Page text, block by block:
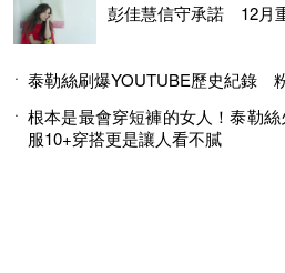
彭佳慧信守承諾 12月
泰勒絲刷爆YOUTUBE歷史紀錄
根本是最會穿短褲的女人！泰勒
服10+穿搭更是讓人看不膩